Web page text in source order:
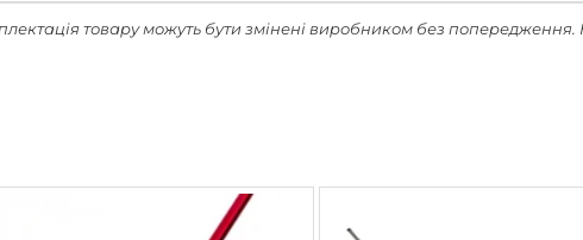
товару можуть бути змінені виробником без попередження.